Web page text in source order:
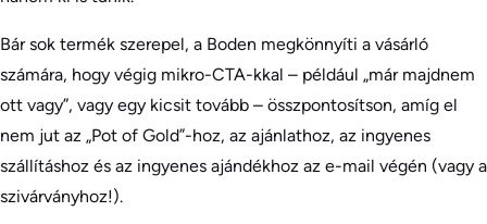
Bár sok termék szerepel, a Boden megkönnyíti a vásárló
számára, hogy végig mikro-CTA-kkal – például „már majdnem
ott vagy”, vagy egy kicsit tovább – összpontosítson, amíg el
nem jut az „Pot of Gold”-hoz, az ajánlathoz, az ingyenes
szállításhoz és az ingyenes ajándékhoz az e-mail végén (vagy a
szivárványhoz!).